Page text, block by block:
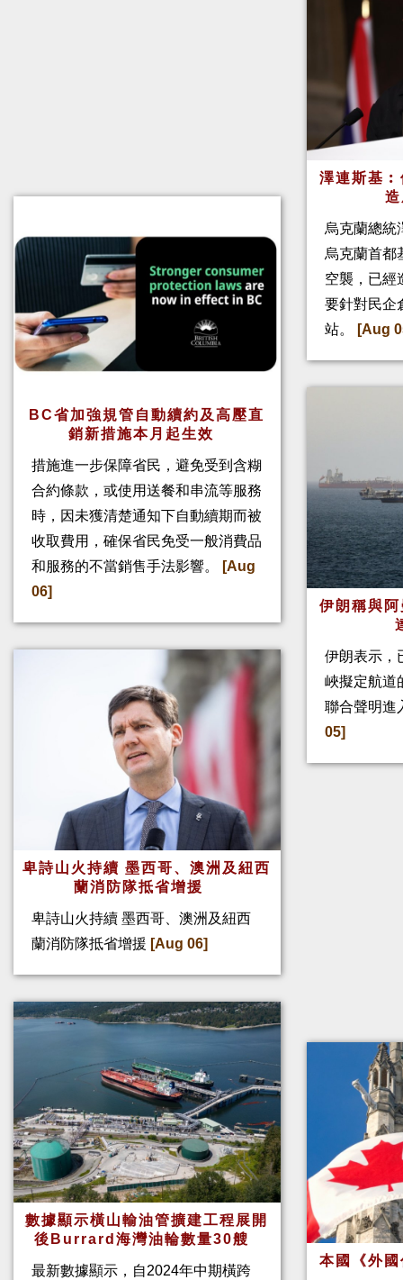
BC省加強規管自動續約及高壓直
銷新措施本月起生效
措施進一步保障省民，避免受到含糊
合約條款，或使用送餐和串流等服務
時，因未獲清楚通知下自動續期而被
收取費用，確保省民免受一般消費品
和服務的不當銷售手法影響。
[Aug
06]
卑詩山火持續 墨西哥、澳洲及紐西
蘭消防隊抵省增援
卑詩山火持續 墨西哥、澳洲及紐西
蘭消防隊抵省增援 [Aug 06]
數據顯示橫山輸油管擴建工程展開
後Burrard海灣油輪數量30艘
最新數據顯示，自2024年中期橫跨
澤連斯基
烏克蘭總統
烏克蘭首都
空襲，已經
要針對民企
站。
[Aug
伊朗稱與
伊朗表示，
峽擬定航道
聯合聲明進
05]
本國《外